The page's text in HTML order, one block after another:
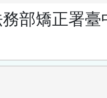
部矯正署臺